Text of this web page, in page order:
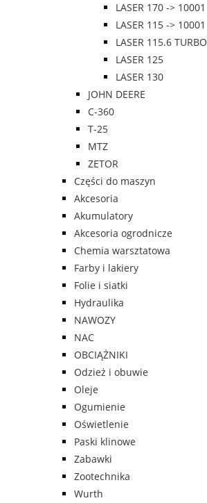
LASER 170 -> 10001
LASER 115 -> 10001
LASER 115.6 TURBO
LASER 125
LASER 130
JOHN DEERE
C-360
T-25
MTZ
ZETOR
Części do maszyn
Akcesoria
Akumulatory
Akcesoria ogrodnicze
Chemia warsztatowa
Farby i lakiery
Folie i siatki
Hydraulika
NAWOZY
NAC
OBCIĄŻNIKI
Odzież i obuwie
Oleje
Ogumienie
Oświetlenie
Paski klinowe
Zabawki
Zootechnika
Wurth